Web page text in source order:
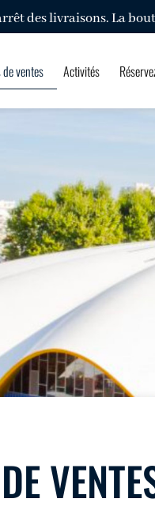
des livraisons. La
ventes Activités